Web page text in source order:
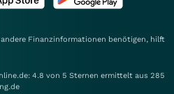
Finanzinformationen benötigen, hilft
4.8 von 5 Sternen ermittelt aus 285